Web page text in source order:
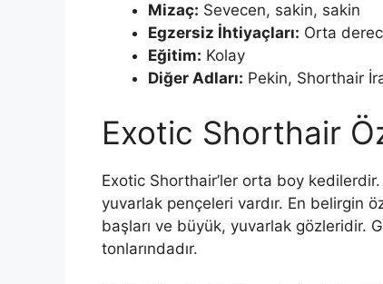
Mizaç: Sevecen, sakin, sakin
Egzersiz İhtiyaçları: Orta
Eğitim: Kolay
Diğer Adları: Pekin, Shorthair
Exotic Shorthair
Exotic Shorthair’ler orta boy kedilerdir.
yuvarlak pençeleri vardır. En belirgin
başları ve büyük, yuvarlak gözleridir.
tonlarındadır.